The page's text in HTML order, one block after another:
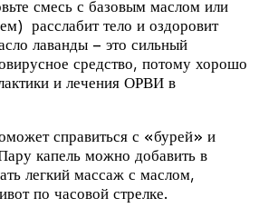
смесь с базовым маслом или
расслабит тело и оздоровит
лаванды – это сильный
средство, потому хорошо
и лечения ОРВИ в
справиться с «бурей» и
капель можно добавить в
легкий массаж с маслом,
по часовой стрелке.